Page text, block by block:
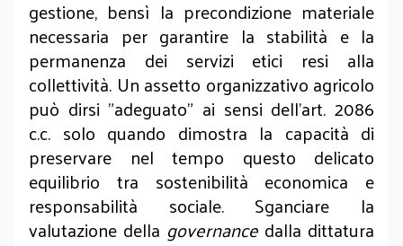
gestione, bensì la precondizione materiale
necessaria per garantire la stabilità e la
permanenza dei servizi etici resi alla
collettività. Un assetto organizzativo agricolo
può dirsi "adeguato" ai sensi dell'art. 2086
c.c. solo quando dimostra la capacità di
preservare nel tempo questo delicato
equilibrio tra sostenibilità economica e
responsabilità sociale. Sganciare la
valutazione della governance dalla dittatura